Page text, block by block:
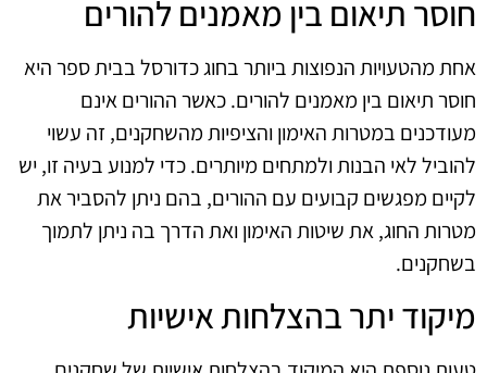
חוסר תיאום בין מאמנים להורים
אחת מהטעויות הנפוצות ביותר בחוג כדורסל בבית ספר היא
חוסר תיאום בין מאמנים להורים. כאשר ההורים אינם
מעודכנים במטרות האימון והציפיות מהשחקנים, זה עשוי
להוביל לאי הבנות ולמתחים מיותרים. כדי למנוע בעיה זו, יש
לקיים מפגשים קבועים עם ההורים, בהם ניתן להסביר את
מטרות החוג, את שיטות האימון ואת הדרך בה ניתן לתמוך
בשחקנים.
מיקוד יתר בהצלחות אישיות